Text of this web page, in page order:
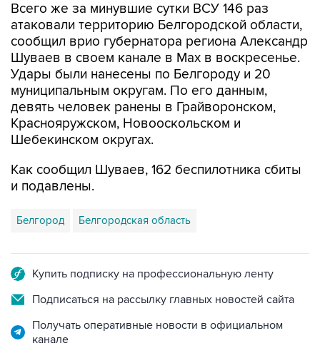
Всего же за минувшие сутки ВСУ 146 раз
атаковали территорию Белгородской области,
сообщил врио губернатора региона Александр
Шуваев в своем канале в Мах в воскресенье.
Удары были нанесены по Белгороду и 20
муниципальным округам. По его данным,
девять человек ранены в Грайворонском,
Краснояружском, Новооскольском и
Шебекинском округах.
Как сообщил Шуваев, 162 беспилотника сбиты
и подавлены.
Белгород Белгородская область
Купить подписку на профессиональную ленту
Подписаться на рассылку главных новостей сайта
Получать оперативные новости в официальном
канале